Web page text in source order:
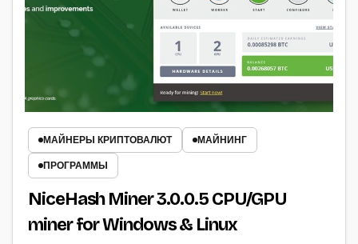
МАЙНЕРЫ КРИПТОВАЛЮТ
МАЙНИНГ
ПРОГРАММЫ
NiceHash Miner 3.0.0.5 CPU/GPU
miner for Windows & Linux